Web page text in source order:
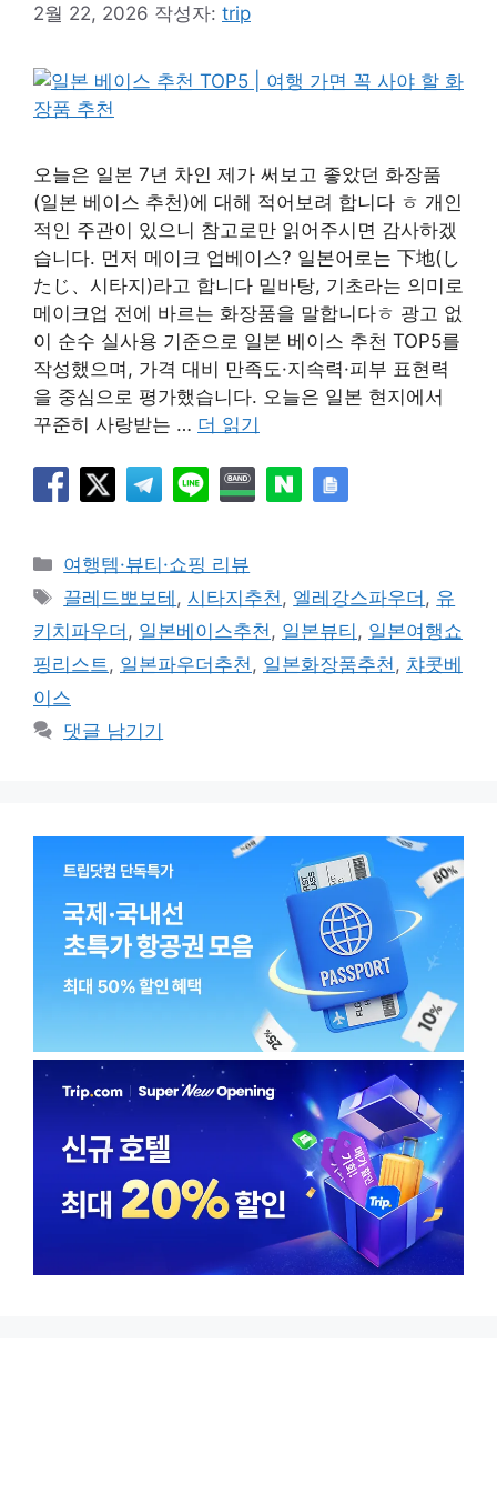
2월 22, 2026 작성자: trip
오늘은 일본 7년 차인 제가 써보고 좋았던 화장품
(일본 베이스 추천)에 대해 적어보려 합니다 ㅎ 개인
적인 주관이 있으니 참고로만 읽어주시면 감사하겠
습니다. 먼저 메이크 업베이스? 일본어로는 下地(し
たじ、시타지)라고 합니다 밑바탕, 기초라는 의미로
메이크업 전에 바르는 화장품을 말합니다ㅎ 광고 없
이 순수 실사용 기준으로 일본 베이스 추천 TOP5를
작성했으며, 가격 대비 만족도·지속력·피부 표현력
을 중심으로 평가했습니다. 오늘은 일본 현지에서
꾸준히 사랑받는 … 더 읽기
카
테
리
여행템·뷰티·쇼핑 리뷰
태
그
끌레드뽀보테 ,시타지추천, 엘레강스파우더 , 유
키치파우더 , 일본베이스추천, 일본뷰티 , 일본여행쇼
핑리스트, 일본파우더추천, 일본화장품추천, 챠콧베
이스
댓글 남기기